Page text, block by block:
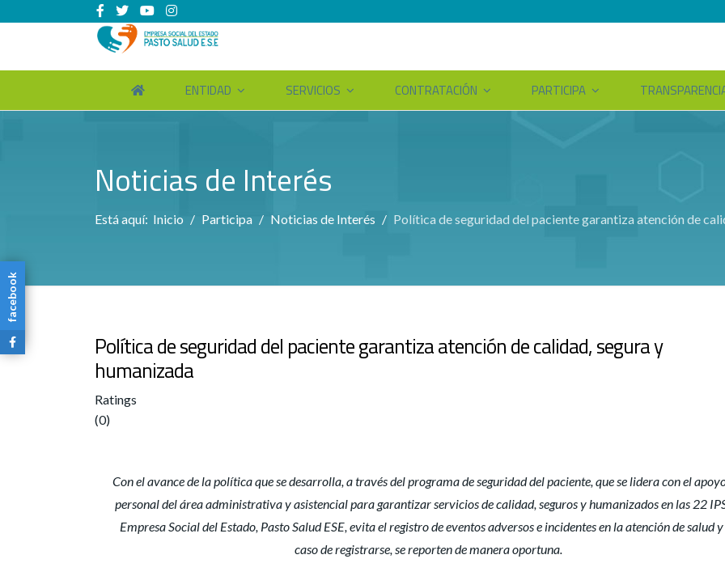
ENTIDAD SERVICIOS CONTRATACIÓN PARTICIPA
Noticias de Interés
Está aquí: Inicio Participa Noticias de Interés Política de seguridad del paciente garantiza atención de
Política de seguridad del paciente garantiza atención de calidad, segura y
humanizada
Ratings
(0)
Con el avance de la política que se desarrolla, a través del programa de seguridad del paciente, que se lidera con el
personal del área administrativa y asistencial para garantizar servicios de calidad, seguros y humanizados en las 22
Empresa Social del Estado, Pasto Salud ESE, evita el registro de eventos adversos e incidentes en la atención de salud y
caso de registrarse, se reporten de manera oportuna.
facebook